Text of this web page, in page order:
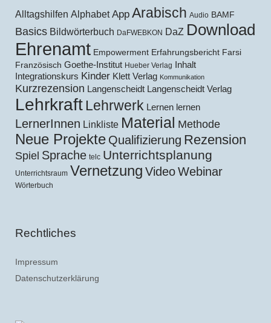
Alltagshilfen Alphabet App Arabisch Audio BAMF
Basics Bildwörterbuch DaFWEBKON DaZ Download
Ehrenamt Empowerment Erfahrungsbericht Farsi
Französisch Goethe-Institut Hueber Verlag Inhalt
Integrationskurs Kinder Klett Verlag Kommunikation
Kurzrezension Langenscheidt Langenscheidt Verlag
Lehrkraft Lehrwerk Lernen lernen
LernerInnen Linkliste Material Methode
Neue Projekte Qualifizierung Rezension
Spiel Sprache telc Unterrichtsplanung
Unterrichtsraum Vernetzung VideoWebinar
Wörterbuch
Rechtliches
Impressum
Datenschutzerklärung